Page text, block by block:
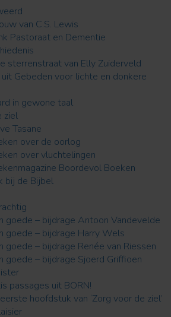
van C.S. Lewis
Pastoraat en Dementie
sterrenstraat van Elly Zuiderveld
Gebeden voor lichte en donkere
in gewone taal
ziel
Tasane
over de oorlog
over vluchtelingen
Boordevol Boeken
bij de Bijbel
goede – bijdrage Antoon Vandevelde
goede – bijdrage Harry Wels
goede – bijdrage Renée van Riessen
goede – bijdrage Sjoerd Griffioen
passages uit BORN!
hoofdstuk van ‘Zorg voor de ziel’